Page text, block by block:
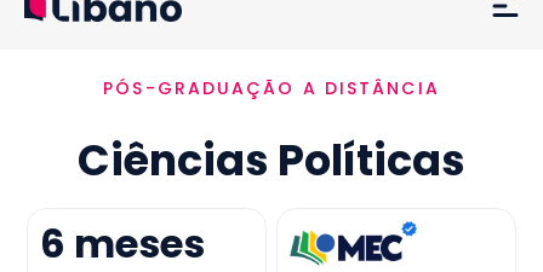
Ementa
Como funciona
Credenciamento MEC
PÓS-GRADUAÇÃO A DISTÂNCIA
Ciências Políticas
6 meses